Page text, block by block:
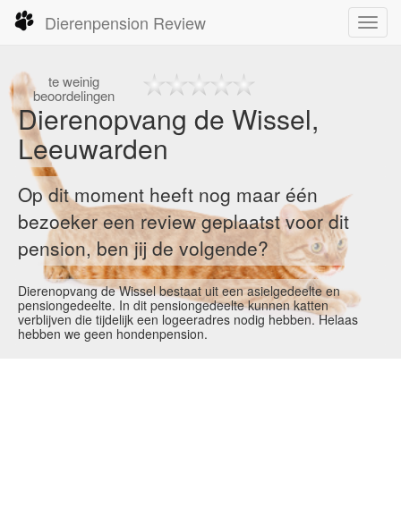
Dierenpension Review
teweinig
beoordelingen
Dierenopvang de Wissel,
Leeuwarden
Op dit moment heeft nog maar één
bezoeker een review geplaatst voor dit
pension, ben jij de volgende?
Dierenopvang de Wissel bestaat uit een asielgedeelte en
pensiongedeelte. In dit pensiongedeelte kunnen katten
verblijven die tijdelijk een logeeradres nodig hebben. Helaas
hebben we geen hondenpension.